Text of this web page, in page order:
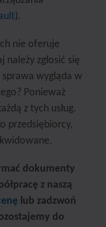
).
nie oferuje
należy zgłosić się
wygląda w
Ponieważ
z tych usług.
przedsiębiorcy,
dokumenty
z naszą
lub zadzwoń
do